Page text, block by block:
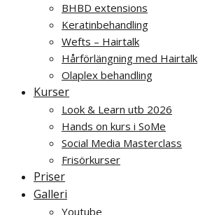
BHBD extensions
Keratinbehandling
Wefts – Hairtalk
Hårförlängning med Hairtalk
Olaplex behandling
Kurser
Look & Learn utb 2026
Hands on kurs i SoMe
Social Media Masterclass
Frisörkurser
Priser
Galleri
Youtube